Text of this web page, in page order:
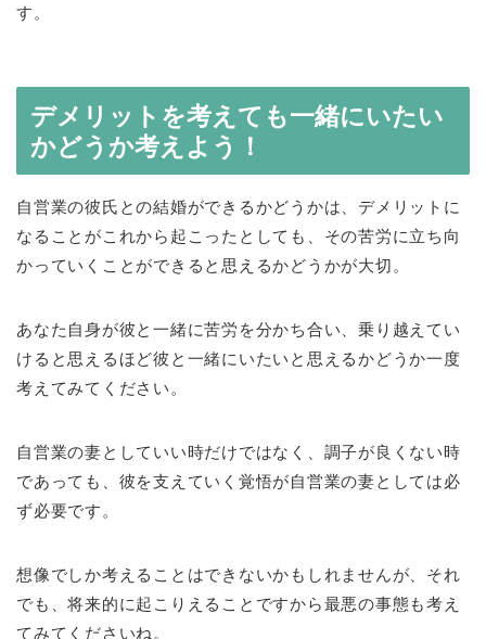
す。
デメリットを考えても一緒にいたい
かどうか考えよう！
自営業の彼氏との結婚ができるかどうかは、デメリットに
なることがこれから起こったとしても、その苦労に立ち向
かっていくことができると思えるかどうかが大切。
あなた自身が彼と一緒に苦労を分かち合い、乗り越えてい
けると思えるほど彼と一緒にいたいと思えるかどうか一度
考えてみてください。
自営業の妻としていい時だけではなく、調子が良くない時
であっても、彼を支えていく覚悟が自営業の妻としては必
ず必要です。
想像でしか考えることはできないかもしれませんが、それ
でも、将来的に起こりえることですから最悪の事態も考え
てみてくださいね。